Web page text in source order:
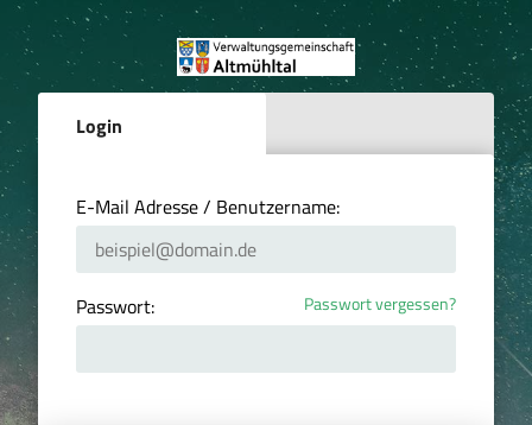
Login
E-Mail Adresse / Benutzername:
Passwort: Passwort vergessen?